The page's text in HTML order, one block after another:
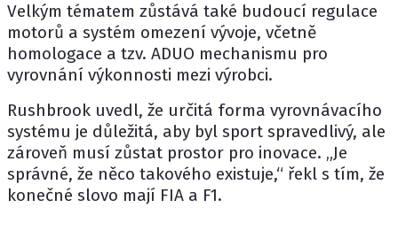
Velkým tématem zůstává také budoucí regulace
motorů a systém omezení vývoje, včetně
homologace a tzv. ADUO mechanismu pro
vyrovnání výkonnosti mezi výrobci.
Rushbrook uvedl, že určitá forma vyrovnávacího
systému je důležitá, aby byl sport spravedlivý, ale
zároveň musí zůstat prostor pro inovace. „Je
správné, že něco takového existuje,“ řekl s tím, že
konečné slovo mají FIA a F1.